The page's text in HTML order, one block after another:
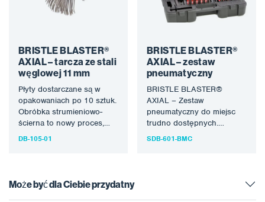
BRISTLE BLASTER®
AXIAL – tarcza ze stali
węglowej 11 mm
Płyty dostarczane są w
opakowaniach po 10 sztuk.
Obróbka strumieniowo-
ścierna to nowy proces,
który wykorzystuje
DB-105-01
BRISTLE BLASTER®
AXIAL – zestaw
pneumatyczny
BRISTLE BLASTER®
AXIAL – Zestaw
pneumatyczny do miejsc
trudno dostępnych.
Obróbka strumieniowo-
SDB-601-BMC
Może być dla Ciebie przydatny